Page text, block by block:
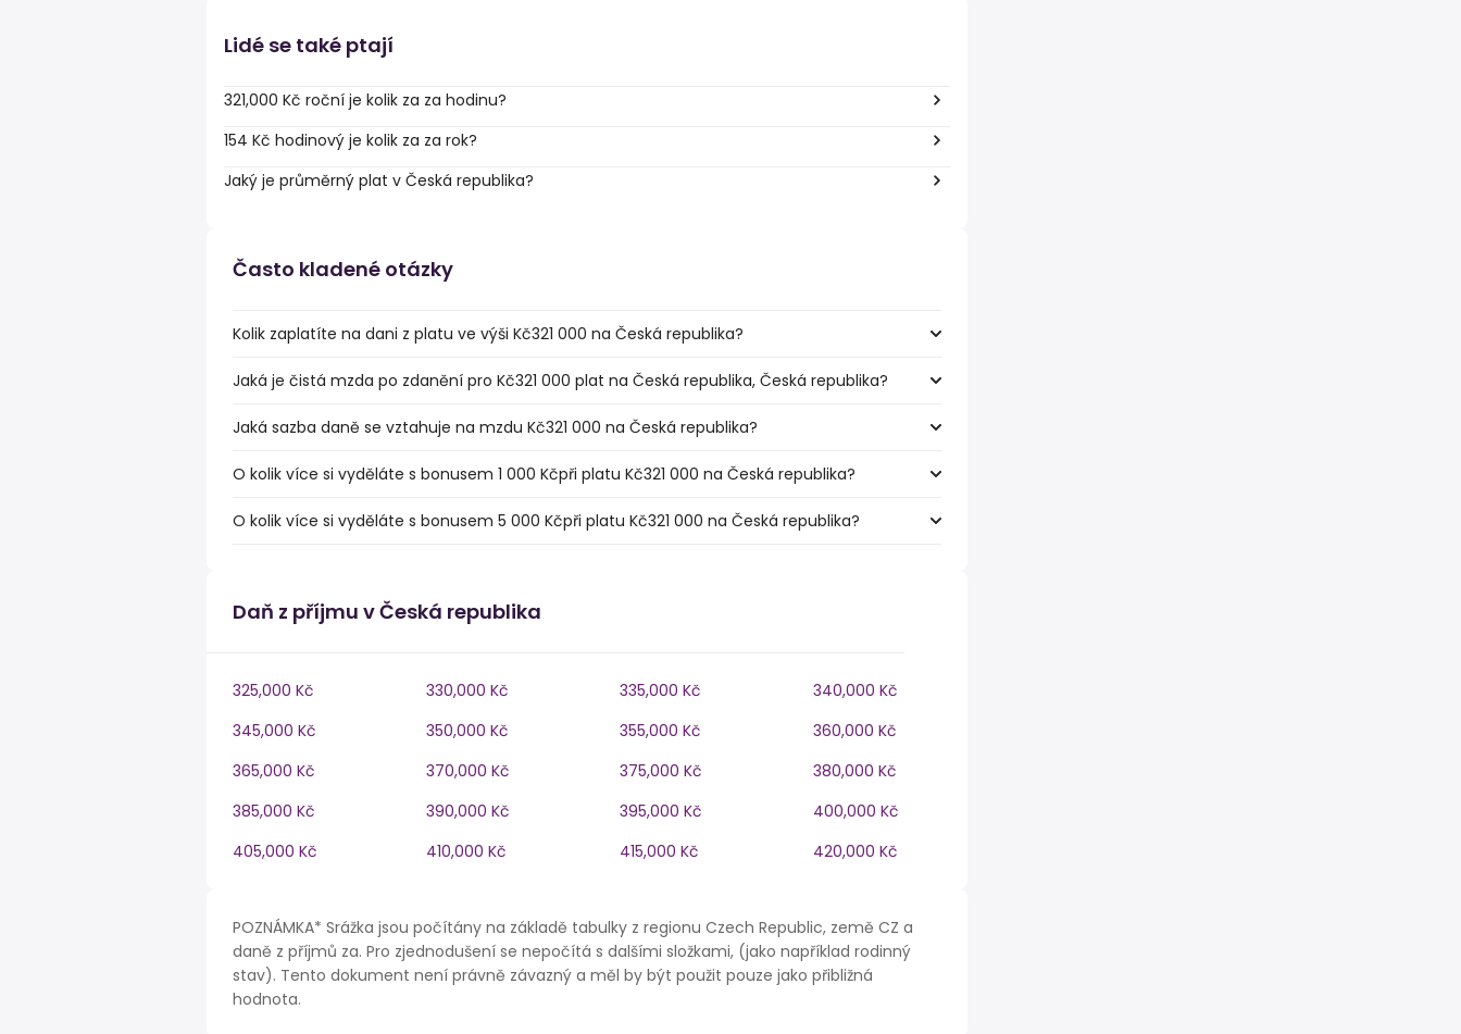
Lidé se také ptají
321,000 Kč roční je kolik za za hodinu?
154 Kč hodinový je kolik za za rok?
Jaký je průměrný plat v Česká republika?
Často kladené otázky
Kolik zaplatíte na dani z platu ve výši Kč321 000 na Česká republika?
Jaká je čistá mzda po zdanění pro Kč321 000 plat na Česká republika, Česká republika?
Jaká sazba daně se vztahuje na mzdu Kč321 000 na Česká republika?
O kolik více si vyděláte s bonusem 1 000 Kčpři platu Kč321 000 na Česká republika?
O kolik více si vyděláte s bonusem 5 000 Kčpři platu Kč321 000 na Česká republika?
Daň z příjmu v Česká republika
325,000 Kč 330,000 Kč 335,000 Kč
340,000 Kč
345,000 Kč
350,000 Kč 355,000 Kč
360,000 Kč
365,000 Kč
370,000 Kč 375,000 Kč
380,000 Kč
385,000 Kč
390,000 Kč 395,000 Kč
400,000 Kč
405,000 Kč
410,000 Kč 415,000 Kč 420,000 Kč
POZNÁMKA* Srážka jsou počítány na základě tabulky z regionu Czech Republic, země CZ a
daně z příjmů za. Pro zjednodušení se nepočítá s dalšími složkami, (jako například rodinný
stav). Tento dokument není právně závazný a měl by být použit pouze jako přibližná
hodnota.